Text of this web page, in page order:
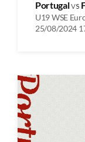
Portugalvs
U19 WSE
25/08/2024